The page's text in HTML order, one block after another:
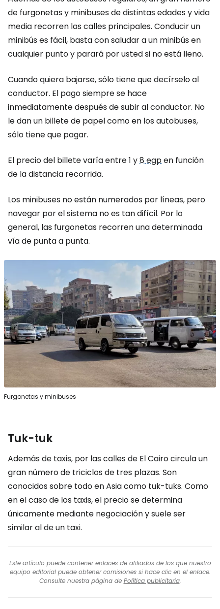
de furgonetas y minibuses de distintas edades y vida
media recorren las calles principales. Conducir un
minibús es fácil, basta con saludar a un minibús en
cualquier punto y parará por usted si no está lleno.
Cuando quiera bajarse, sólo tiene que decírselo al
conductor. El pago siempre se hace
inmediatamente después de subir al conductor. No
le dan un billete de papel como en los autobuses,
sólo tiene que pagar.
El precio del billete varía entre 1 y8 egpen función
de la distancia recorrida.
Los minibuses no están numerados por líneas, pero
navegar por el sistema no es tan difícil. Por lo
general, las furgonetas recorren una determinada
vía de punta a punta.
Furgonetas y minibuses
Tuk-tuk
Además de taxis, por las calles de El Cairo circula un
gran número de triciclos de tres plazas. Son
conocidos sobre todo en Asia como tuk-tuks. Como
en el caso de los taxis, el precio se determina
únicamente mediante negociación y suele ser
similar al de un taxi.
Este artículo puede contener enlaces de afiliados de los que nuestro
equipo editorial puede obtener comisiones si hace clic en el enlace.
Consulte nuestra página de Política publicitaria.